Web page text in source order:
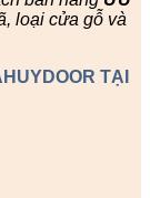
loại cửa gỗ và
TẠI